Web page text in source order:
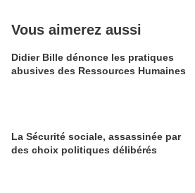
Vous aimerez aussi
Didier Bille dénonce les pratiques
abusives des Ressources Humaines
La Sécurité sociale, assassinée par
des choix politiques délibérés